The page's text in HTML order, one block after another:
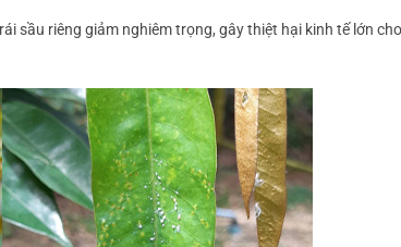
sầu riêng giảm nghiêm trọng, gây thiệt hại kinh tế lớn